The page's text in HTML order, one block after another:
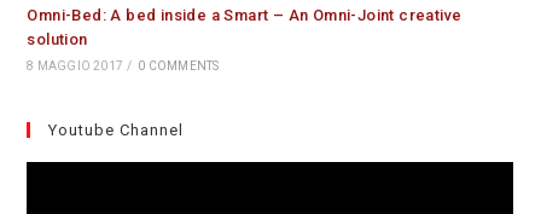
Omni-Bed: A bed inside a Smart – An Omni-Joint creative
solution
8 MAGGIO 2017 / 0 COMMENTS
Youtube Channel